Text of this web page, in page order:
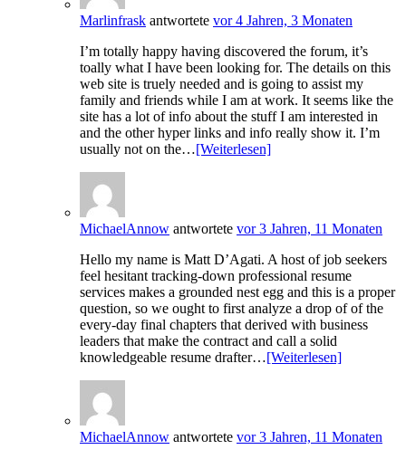
Marlinfrask antwortete vor 4 Jahren, 3 Monaten
I’m totally happy having discovered the forum, it’s
toally what I have been looking for. The details on this
web site is truely needed and is going to assist my
family and friends while I am at work. It seems like the
site has a lot of info about the stuff I am interested in
and the other hyper links and info really show it. I’m
usually not on the…[Weiterlesen]
MichaelAnnow antwortete vor 3 Jahren, 11 Monaten
Hello my name is Matt D’Agati. A host of job seekers
feel hesitant tracking-down professional resume
services makes a grounded nest egg and this is a proper
question, so we ought to first analyze a drop of of the
every-day final chapters that derived with business
leaders that make the contract and call a solid
knowledgeable resume drafter…[Weiterlesen]
MichaelAnnow antwortete vor 3 Jahren, 11 Monaten